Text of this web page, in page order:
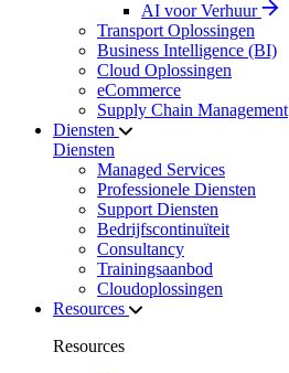
AI voor Verhuur
Transport Oplossingen
Business Intelligence (BI)
Cloud Oplossingen
eCommerce
Supply Chain Management
Diensten
Diensten
Managed Services
Professionele Diensten
Support Diensten
Bedrijfscontinuïteit
Consultancy
Trainingsaanbod
Cloudoplossingen
Resources
Resources